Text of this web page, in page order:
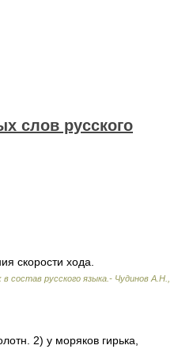
слов русского
скорости хода.
состав русского языка.- Чудинов А.Н.
2) у моряков гирька,